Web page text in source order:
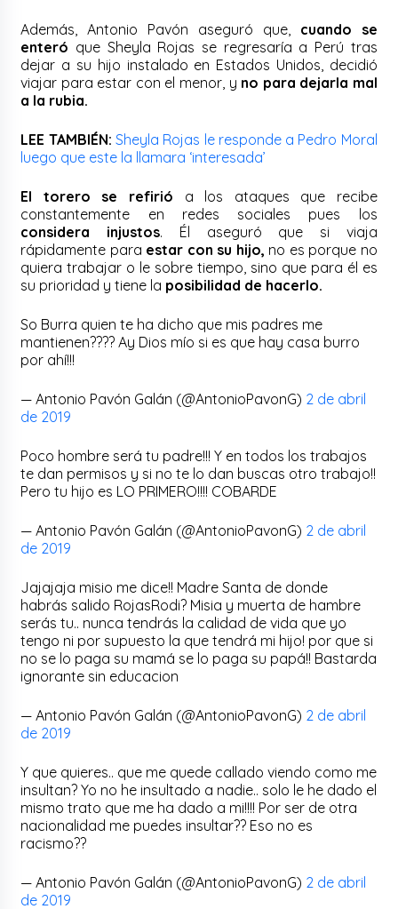
Además, Antonio Pavón aseguró que, cuando se
enteró que Sheyla Rojas se regresaría a Perú tras
dejar a su hijo instalado en Estados Unidos, decidió
viajar para estar con el menor, y no para dejarla mal
a la rubia.
LEE TAMBIÉN: Sheyla Rojas le responde a Pedro Moral
luego que este la llamara ‘interesada’
El torero se refirió a los ataques que recibe
constantemente en redes sociales pues los
considera injustos. Él aseguró que si viaja
rápidamente para estar con su hijo, no es porque no
quiera trabajar o le sobre tiempo, sino que para él es
su prioridad y tiene la posibilidad de hacerlo.
So Burra quien te ha dicho que mis padres me
mantienen???? Ay Dios mío si es que hay casa burro
por ahí!!!
— Antonio Pavón Galán (@AntonioPavonG) 2 de abril
de 2019
Poco hombre será tu padre!!! Y en todos los trabajos
te dan permisos y si no te lo dan buscas otro trabajo!!
Pero tu hijo es LO PRIMERO!!!! COBARDE
— Antonio Pavón Galán (@AntonioPavonG) 2 de abril
de 2019
Jajajaja misio me dice!! Madre Santa de donde
habrás salido RojasRodi? Misia y muerta de hambre
serás tu.. nunca tendrás la calidad de vida que yo
tengo ni por supuesto la que tendrá mi hijo! por que si
no se lo paga su mamá se lo paga su papá!! Bastarda
ignorante sin educacion
— Antonio Pavón Galán (@AntonioPavonG) 2 de abril
de 2019
Y que quieres.. que me quede callado viendo como me
insultan? Yo no he insultado a nadie.. solo le he dado el
mismo trato que me ha dado a mi!!!! Por ser de otra
nacionalidad me puedes insultar?? Eso no es
racismo??
— Antonio Pavón Galán (@AntonioPavonG) 2 de abril
de 2019